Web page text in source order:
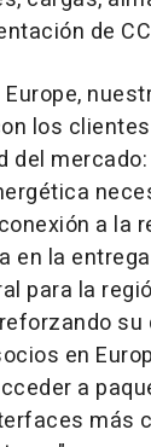
de
los
del
a la
en la
para la
en
a
más